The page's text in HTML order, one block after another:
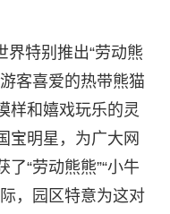
界特别推出“劳动熊
客喜爱的热带熊猫
样和嬉戏玩乐的灵
宝明星，为广大网
“劳动熊熊”“小牛
，园区特意为这对